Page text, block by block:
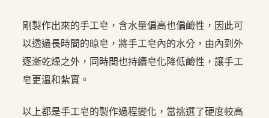
剛製作出來的手工皂，含水量偏高也偏鹼性，因此可
以透過長時間的晾皂，將手工皂內的水分，由內到外
逐漸乾燥之外，同時間也持續皂化降低鹼性，讓手工
皂更溫和紮實。
以上都是手工皂的製作過程變化，當挑選了硬度較高